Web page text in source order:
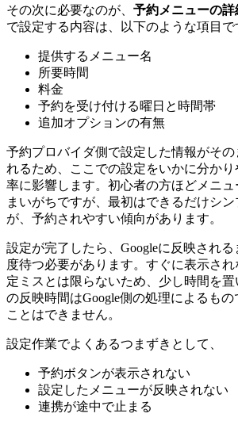
その次に必要なのが、 予約メニューの詳
で設定する内容は、以下のような項目で
提供するメニュー名
所要時間
料金
予約を受け付ける曜日と時間帯
追加オプションの有無
予約プロバイダ側で設定した情報がその
れるため、ここでの設定をいかに分か
率に影響します。初心者の方ほどメニ
まいがちですが、最初はできるだけシ
が、予約されやすい傾向があります。
設定が完了したら、Googleに反映される
度待つ必要があります。すぐに表示さ
定ミスとは限らないため、少し時間を置
の反映時間はGoogle側の処理によるも
ことはできません。
設定作業でよくあるつまずきとして、
予約ボタンが表示されない
設定したメニューが反映されない
連携が途中で止まる